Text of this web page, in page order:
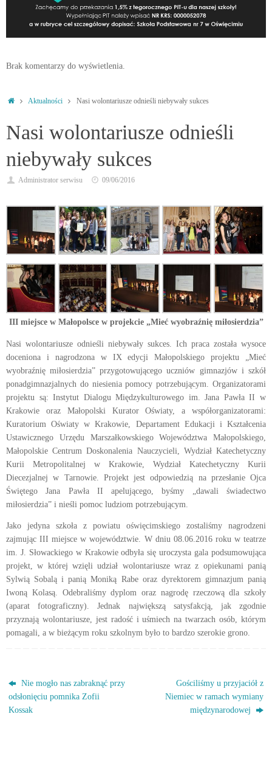
Brak komentarzy do wyświetlenia.
StronaAktualności Nasi wolontariusze odnieśli niebywały sukces
Nasi wolontariusze odnieśli
niebywały sukces
Administrator serwisu 09/06/2016
III miejsce w Małopolsce w projekcie „Mieć wyobraźnię miłosierdzia”
Nasi wolontariusze odnieśli niebywały sukces. Ich praca została wysoce
doceniona i nagrodzona w IX edycji Małopolskiego projektu „Mieć
wyobraźnię miłosierdzia” przygotowującego uczniów gimnazjów i szkół
ponadgimnazjalnych do niesienia pomocy potrzebującym. Organizatorami
projektu są: Instytut Dialogu Międzykulturowego im. Jana Pawła II w
Krakowie oraz Małopolski Kurator Oświaty, a współorganizatorami:
Kuratorium Oświaty w Krakowie, Departament Edukacji i Kształcenia
Ustawicznego Urzędu Marszałkowskiego Województwa Małopolskiego,
Małopolskie Centrum Doskonalenia Nauczycieli, Wydział Katechetyczny
Kurii Metropolitalnej w Krakowie, Wydział Katechetyczny Kurii
Diecezjalnej w Tarnowie. Projekt jest odpowiedzią na przesłanie Ojca
Świętego Jana Pawła II apelującego, byśmy „dawali świadectwo
miłosierdzia” i nieśli pomoc ludziom potrzebującym.
Jako jedyna szkoła z powiatu oświęcimskiego zostaliśmy nagrodzeni
zajmując III miejsce w województwie. W dniu 08.06.2016 roku w teatrze
im. J. Słowackiego w Krakowie odbyła się uroczysta gala podsumowująca
projekt, w której wzięli udział wolontariusze wraz z opiekunami panią
Sylwią Sobalą i panią Moniką Rabe oraz dyrektorem gimnazjum panią
Iwoną Kolasą. Odebraliśmy dyplom oraz nagrodę rzeczową dla szkoły
(aparat fotograficzny). Jednak największą satysfakcją, jak zgodnie
przyznają wolontariusze, jest radość i uśmiech na twarzach osób, którym
pomagali, a w bieżącym roku szkolnym było to bardzo szerokie grono.
Nie mogło nas zabraknąć przy
odsłonięciu pomnika Zofii
Kossak
Gościliśmy u przyjaciół z
Niemiec w ramach wymiany
międzynarodowej